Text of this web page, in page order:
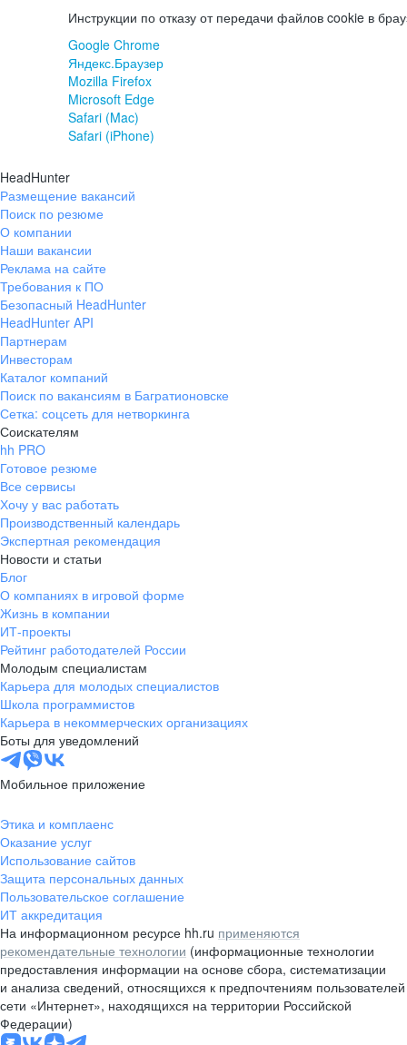
Инструкции по отказу от передачи файлов cookie в
Google Chrome
Яндекс.Браузер
Mozilla Firefox
Microsoft Edge
Safari (Mac)
Safari (iPhone)
HeadHunter
Размещение вакансий
Поиск по резюме
О компании
Наши вакансии
Реклама на сайте
Требования к ПО
Безопасный HeadHunter
HeadHunter API
Партнерам
Инвесторам
Каталог компаний
Поиск по вакансиям в Багратионовске
Сетка: соцсеть для нетворкинга
Соискателям
hh PRO
Готовое резюме
Все сервисы
Хочу у вас работать
Производственный календарь
Экспертная рекомендация
Новости и статьи
Блог
О компаниях в игровой форме
Жизнь в компании
ИТ-проекты
Рейтинг работодателей России
Молодым специалистам
Карьера для молодых специалистов
Школа программистов
Карьера в некоммерческих организациях
Боты для уведомлений
Мобильное приложение
Этика и комплаенс
Оказание услуг
Использование сайтов
Защита персональных данных
Пользовательское соглашение
ИТ аккредитация
На информационном ресурсе hh.ru применяются
рекомендательные технологии (информационные технологии
предоставления информации на основе сбора, систематизации
и анализа сведений, относящихся к предпочтениям пользователей
сети «Интернет», находящихся на территории Российской
Федерации)